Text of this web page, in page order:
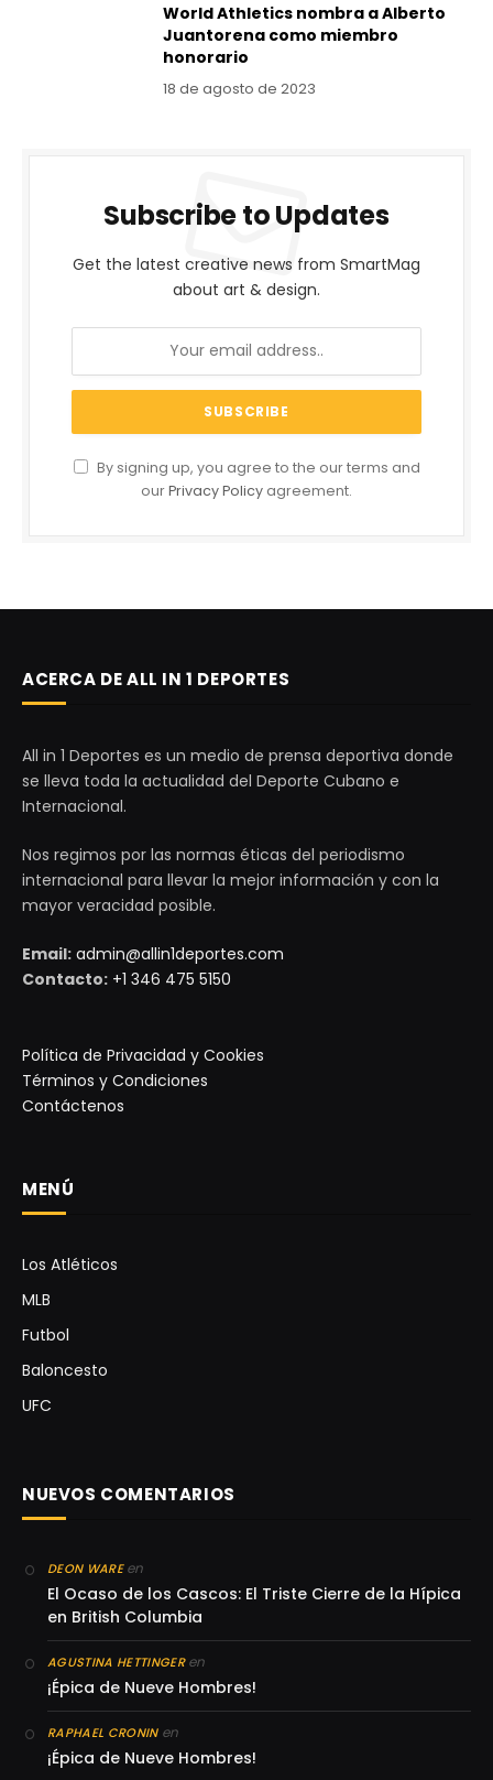
World Athletics nombra a Alberto
Juantorena como miembro
honorario
18 de agosto de 2023
Subscribe to Updates
Get the latest creative news from SmartMag
about art & design.
By signing up, you agree to the our terms and
ourPrivacy Policy agreement.
ACERCA DE ALL IN 1 DEPORTES
All in 1 Deportes es un medio de prensa deportiva donde
se lleva toda la actualidad del Deporte Cubano e
Internacional.
Nos regimos por las normas éticas del periodismo
internacional para llevar la mejor información y con la
mayor veracidad posible.
Email: admin@allin1deportes.com
Contacto: +1 346 475 5150
Política de Privacidad y Cookies
Términos y Condiciones
Contáctenos
MENÚ
Los Atléticos
MLB
Futbol
Baloncesto
UFC
NUEVOS COMENTARIOS
DEON WAREen
El Ocaso de los Cascos: El Triste Cierre de la Hípica
en British Columbia
AGUSTINA HETTINGERen
¡Épica de Nueve Hombres!
RAPHAEL CRONINen
¡Épica de Nueve Hombres!